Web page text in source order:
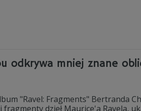
odkrywa mniej znane
"Ravel: Fragments" Bertranda
dzieł Maurice'a Ravela,